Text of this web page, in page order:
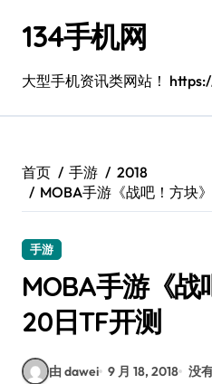
134手机网
大型手机资讯类网站！
首页 手游
2018
MOBA手游《战吧！方块
手游
MOBA手游《战
20日TF开测
由 dawei 9 月 18, 2018 没